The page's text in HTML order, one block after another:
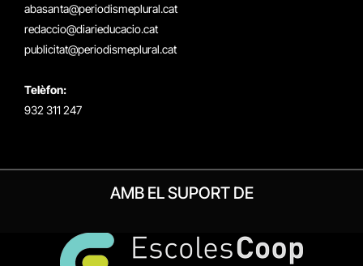
abasanta@periodismeplural.cat
redaccio@diarieducacio.cat
publicitat@periodismeplural.cat
Telèfon:
932 311 247
AMB EL SUPORT DE